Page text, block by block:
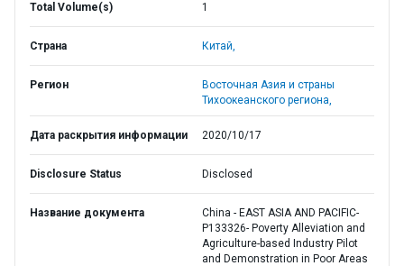
Total Volume(s) 1
Страна Китай,
Регион
Восточная Азия и страны
Тихоокеанского региона,
Дата раскрытия информации 2020/10/17
Disclosure Status Disclosed
Название документа
China - EAST ASIA AND PACIFIC-
P133326- Poverty Alleviation and
Agriculture-based Industry Pilot
and Demonstration in Poor Areas